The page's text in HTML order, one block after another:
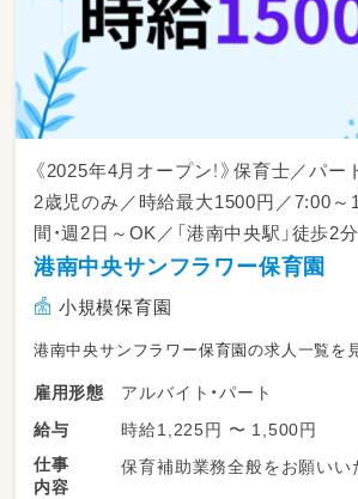
ートありなので未経験でも安
《2025年4月オープン！》保育士／パー
2歳児のみ／時給最大1500円／7:00～
間・週2日～OK／「港南中央駅」徒歩2分
港南中央サンフラワー保育園
小規模保育園
港南中央サンフラワー保育園の求人一覧を
雇用形態
アルバイト・パート
給与
時給1,225円 〜 1,500円
仕事
内容
保育補助業務全般をお願いい